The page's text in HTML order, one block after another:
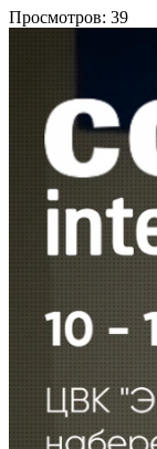
Просмотров: 39